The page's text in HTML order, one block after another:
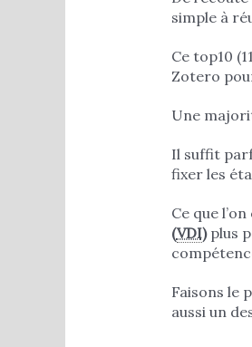
simple à
Ce top10
Zotero
Une
Il suffit
fixer les
Ce que
(VDI) plus
Faisons le
aussi un